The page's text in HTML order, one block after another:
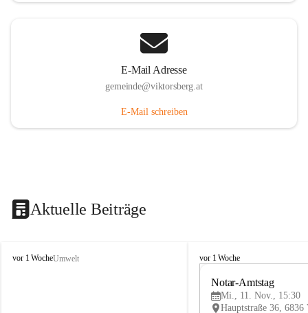
E-Mail Adresse
gemeinde@viktorsberg.at
E-Mail schreiben
Aktuelle Beiträge
V
vor 1 WocheUmwelt
V
vor 1 Woche
Notar-Amtstag
Mi., 11. Nov., 15:30